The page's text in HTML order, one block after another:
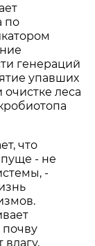
по
генераций
упавших
леса
что
- не
-
почву